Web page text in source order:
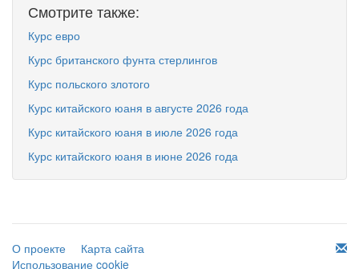
Смотрите также:
Курс евро
Курс британского фунта стерлингов
Курс польского злотого
Курс китайского юаня в августе 2026 года
Курс китайского юаня в июле 2026 года
Курс китайского юаня в июне 2026 года
О проекте
Карта сайта
Использование cookie